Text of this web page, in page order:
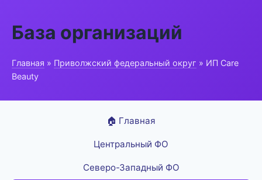
База организаций
Главная » Приволжский федеральный округ » ИП Care
Beauty
🏠 Главная
Центральный ФО
Северо-Западный ФО